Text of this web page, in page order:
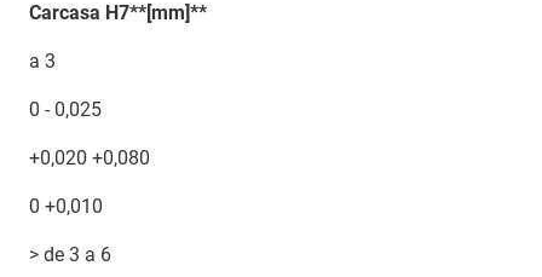
Carcasa H7**[mm]**
a 3
0 - 0,025
+0,020 +0,080
0 +0,010
> de 3 a 6